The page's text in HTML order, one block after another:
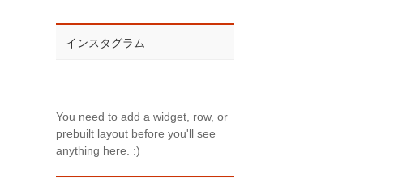
インスタグラム
You need to add a widget, row, or
prebuilt layout before you'll see
anything here. :)